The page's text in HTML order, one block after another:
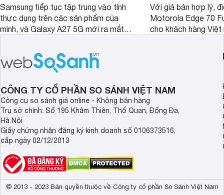
Samsung tiếp tục tập trung vào tính
thực dụng trên các sản phẩm của
mình, và Galaxy A27 5G mới ra mắt
tới cho người dùng một thiết bị chất
lượng với nhiều trang bị ấn tượng và
độ bền bỉ cho nhu cầu sử dụng lâu
dài.
Với giá bán hợp lý,
Motorola Edge 70
cho khách hàng Việt
trang bị hiện đại
CÔNG TY CỔ PHẦN SO SÁNH VIỆT NAM
Công cụ so sánh giá online - Không bán hàng
Trụ sở chính: Số 195 Khâm Thiên, Thổ Quan, Đống Đa,
Hà Nội
Giấy chứng nhận đăng ký kinh doanh số 0106373516,
cấp ngày 02/12/2013
© 2013 - 2023 Bản quyền thuộc về Công ty cổ phần So Sánh Việt Nam